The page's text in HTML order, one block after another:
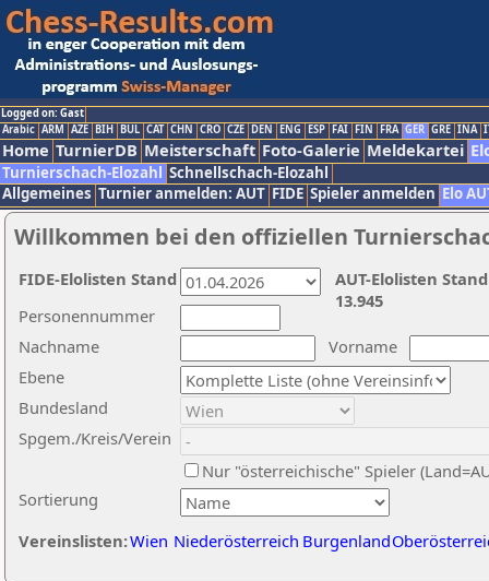
Logged on: Gast
Arabic ARM AZE BIH BUL CAT CHN CRO CZE DEN ENG ESP FAI FIN FRA GER GRE INA
Home TurnierDB Meisterschaft Foto-Galerie Meldekartei
Turnierschach-Elozahl Schnellschach-Elozahl
Allgemeines Turnier anmelden: AUT FIDE Spieler anmelden Elo
Willkommen bei den offiziellen
Nachname
Vorname
Ebene
Sortierung
Personennummer
Bundesland
Spgem./Kreis/Verein
Nur "österreichische" Spieler
Vereinslisten:Wien Niederösterreich Burgenland
AUT-Elolisten
13.945
FIDE-Elolisten Stand